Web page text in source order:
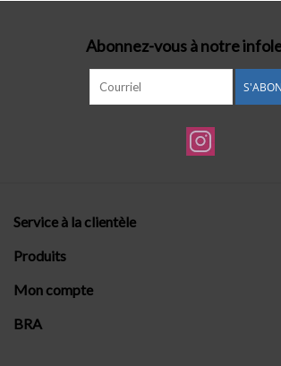
Abonnez-vous à notre
Service à la clientèle
Produits
Mon compte
BRA